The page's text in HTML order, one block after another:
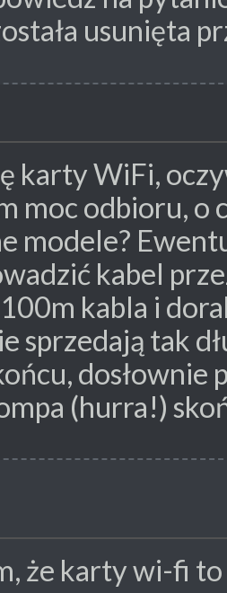
usunięta
karty WiFi,
moc odbioru, o
modele?
kabel
kabla i
sprzedają tak
dosłownie
(hurra!)
że karty wi-fi